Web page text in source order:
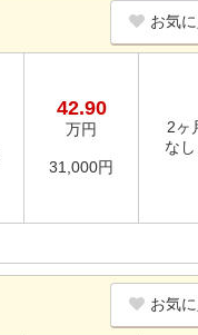
お気
42.90
万円
31,000円
2ヶ
な
お気